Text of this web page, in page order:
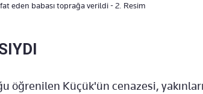
eden babası toprağa verildi - 2. Resim
öğrenilen Küçük'ün cenazesi,